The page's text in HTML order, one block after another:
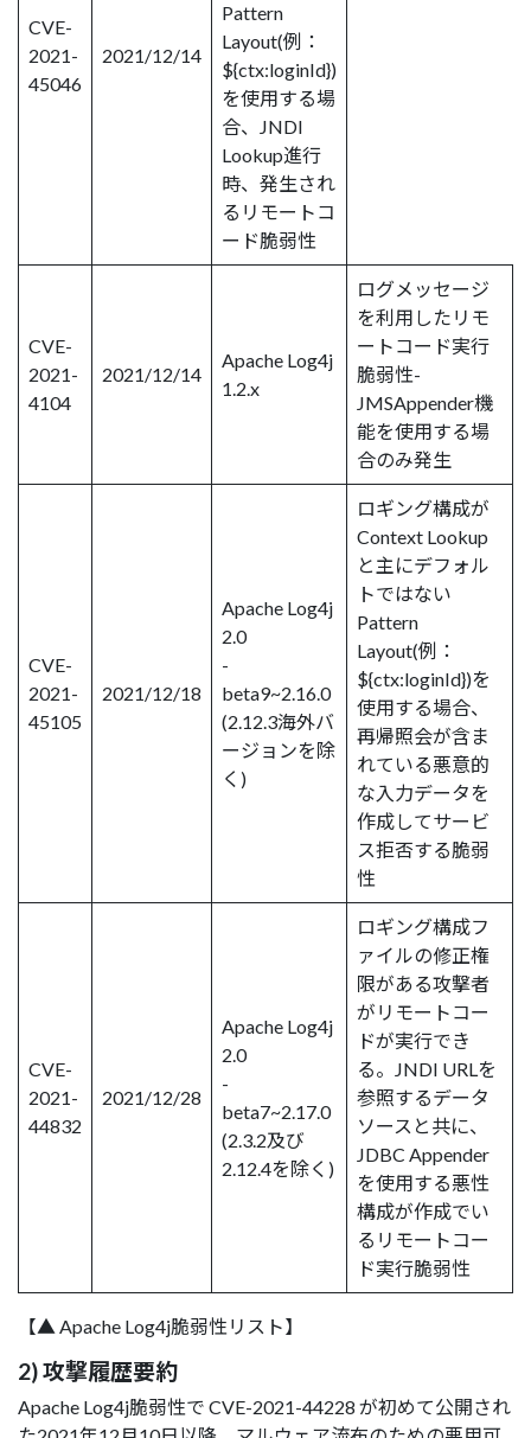
CVE-
2021-
45046
2021/12/14
Pattern
Layout(例：
${ctx:loginId})
を使用する場
合、JNDI
Lookup進行
時、発生され
るリモートコ
ード脆弱性
CVE-
2021-
4104
2021/12/14
Apache Log4j
1.2.x
ログメッセージ
を利用したリモ
ートコード実行
脆弱性-
JMSAppender機
能を使用する場
合のみ発生
CVE-
2021-
45105
2021/12/18
Apache Log4j
2.0
-
beta9~2.16.0
(2.12.3海外バ
ージョンを除
く)
ロギング構成が
Context Lookup
と主にデフォル
トではない
Pattern
Layout(例：
${ctx:loginId})を
使用する場合、
再帰照会が含ま
れている悪意的
な入力データを
作成してサービ
ス拒否する脆弱
性
CVE-
2021-
44832
2021/12/28
Apache Log4j
2.0
-
beta7~2.17.0
(2.3.2及び
2.12.4を除く)
ロギング構成フ
ァイルの修正権
限がある攻撃者
がリモートコー
ドが実行でき
る。JNDI URLを
参照するデータ
ソースと共に、
JDBC Appender
を使用する悪性
構成が作成でい
るリモートコー
ド実行脆弱性
【▲ Apache Log4j脆弱性リスト】
2) 攻撃履歴要約
Apache Log4j脆弱性で CVE-2021-44228 が初めて公開され